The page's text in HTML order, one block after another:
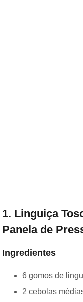
1. Linguiça
Panela de
Ingredientes
6 gomos de
2 cebolas